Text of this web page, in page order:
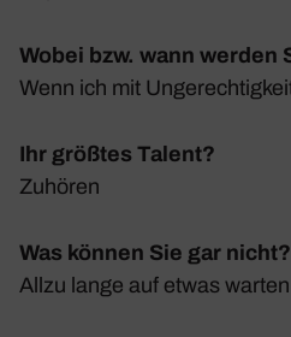
Wobei bzw. wann werden
Wenn ich mit
Ihr größtes Talent?
Zuhören
Was können Sie gar nicht?
Allzu lange auf etwas warten